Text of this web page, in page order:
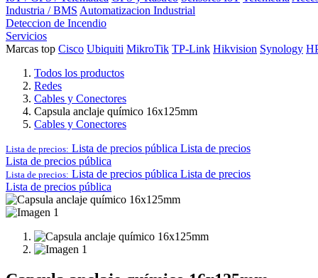
Industria / BMS Automatizacion Industrial
Deteccion de Incendio
Servicios
Marcas top Cisco Ubiquiti MikroTik TP-Link Hikvision Synology
Todos los productos
Redes
Cables y Conectores
Capsula anclaje químico 16x125mm
Cables y Conectores
Lista de precios: Lista de precios pública Lista de precios
Lista de precios pública
Lista de precios: Lista de precios pública Lista de precios
Lista de precios pública